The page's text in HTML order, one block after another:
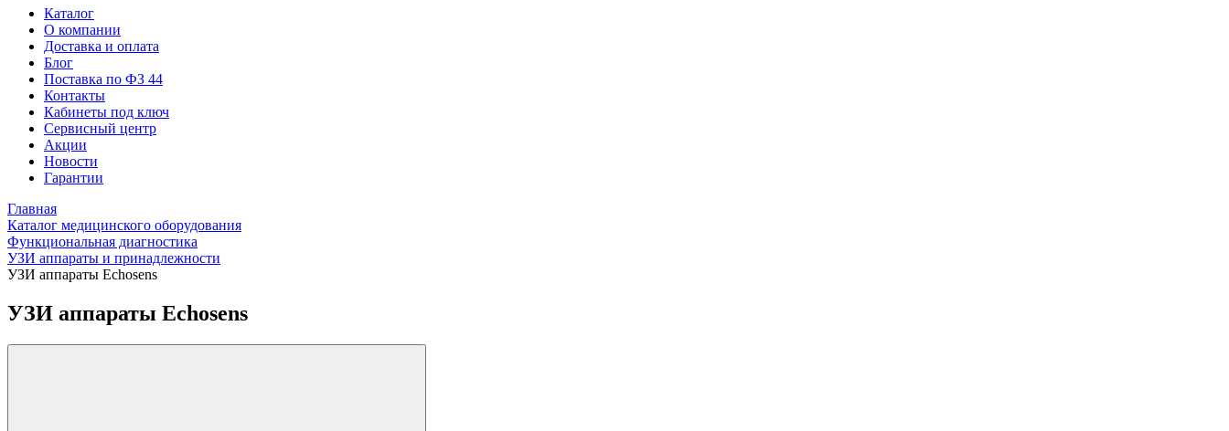
Каталог
О компании
Доставка и оплата
Блог
Поставка по ФЗ 44
Контакты
Кабинеты под ключ
Сервисный центр
Акции
Новости
Гарантии
Главная
Каталог медицинского оборудования
Функциональная диагностика
УЗИ аппараты и принадлежности
УЗИ аппараты Echosens
УЗИ аппараты Echosens